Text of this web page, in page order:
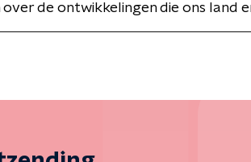
de ontwikkelingen die ons land